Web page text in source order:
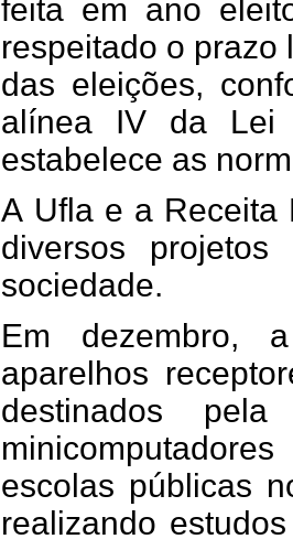
feita em ano
respeitado o prazo
das eleições,
alínea IV da Lei
estabelece as
A Ufla e a Receita
diversos
sociedade.
Em dezembro,
aparelhos
destinados
escolas públicas
realizando